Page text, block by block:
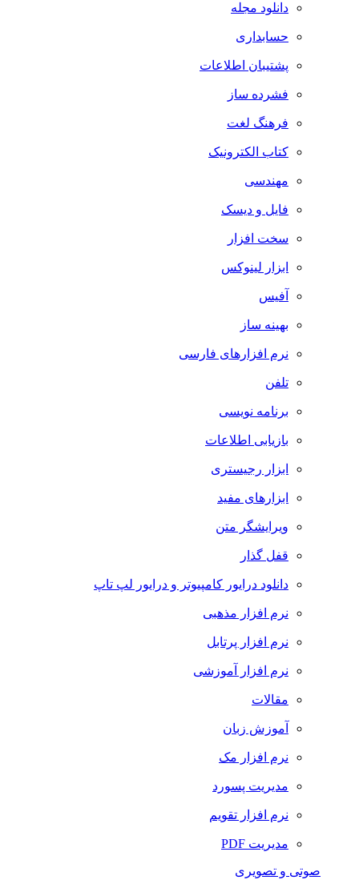
دانلود مجله
حسابداری
پشتیبان اطلاعات
فشرده ساز
فرهنگ لغت
کتاب الکترونیک
مهندسی
فایل و دیسک
سخت افزار
ابزار لینوکس
آفیس
بهینه ساز
نرم افزارهای فارسی
تلفن
برنامه نویسی
بازیابی اطلاعات
ابزار رجیستری
ابزارهای مفید
ویرایشگر متن
قفل گذار
دانلود درایور کامپیوتر و درایور لپ تاپ
نرم افزار مذهبی
نرم افزار پرتابل
نرم افزار آموزشی
مقالات
آموزش زبان
نرم افزار مک
مدیریت پسورد
نرم افزار تقویم
مدیریت PDF
صوتی و تصویری